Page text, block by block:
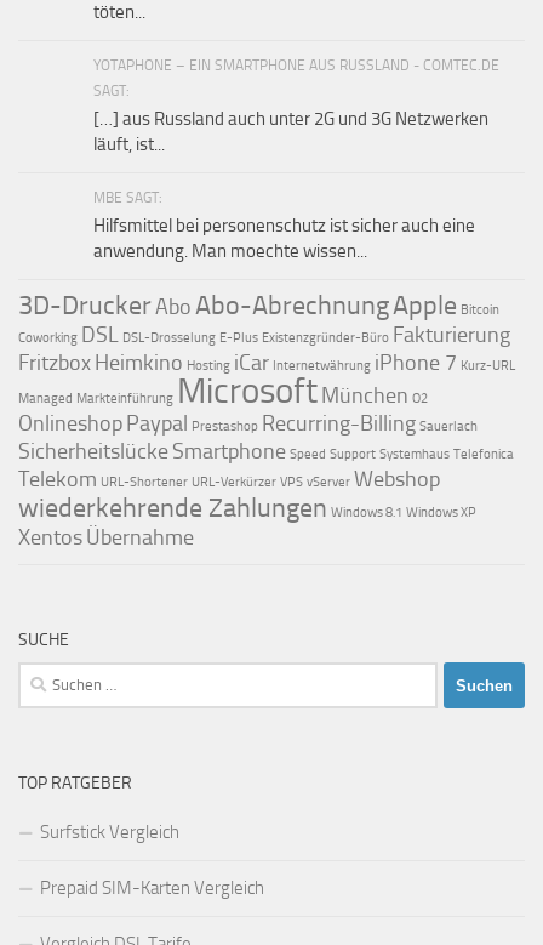
töten...
YOTAPHONE – EIN SMARTPHONE AUS RUSSLAND - COMTEC.DE
SAGT:
[…] aus Russland auch unter 2G und 3G Netzwerken
läuft, ist...
MBE SAGT:
Hilfsmittel bei personenschutz ist sicher auch eine
anwendung. Man moechte wissen...
3D-DruckerAbo Abo-AbrechnungApple Bitcoin
Coworking DSL DSL-Drosselung E-Plus Existenzgründer-Büro Fakturierung
Fritzbox Heimkino Hosting iCar Internetwährung iPhone 7 Kurz-URL
Managed Markteinführung Microsoft München O2
Onlineshop Paypal Prestashop Recurring-Billing Sauerlach
Sicherheitslücke Smartphone Speed Support Systemhaus Telefonica
Telekom URL-Shortener URL-Verkürzer VPS vServer Webshop
wiederkehrende Zahlungen Windows 8.1 Windows XP
Xentos Übernahme
SUCHE
Suchen
nach:
TOP RATGEBER
Surfstick Vergleich
Prepaid SIM-Karten Vergleich